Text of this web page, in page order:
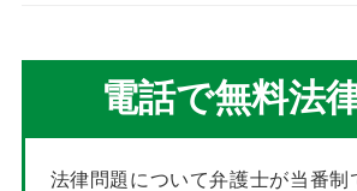
電話で無料法
法律問題について弁護士が当番制